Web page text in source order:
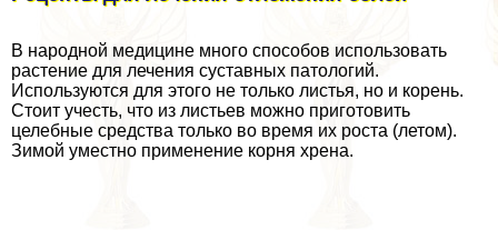
В народной медицине много способов использовать
растение для лечения суставных патологий.
Используются для этого не только листья, но и корень.
Стоит учесть, что из листьев можно приготовить
целебные средства только во время их роста (летом).
Зимой уместно применение корня хрена.